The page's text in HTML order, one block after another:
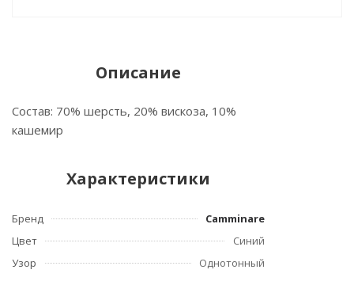
Описание
Состав: 70% шерсть, 20% вискоза, 10%
кашемир
Характеристики
Бренд
Camminare
Цвет
Синий
Узор
Однотонный